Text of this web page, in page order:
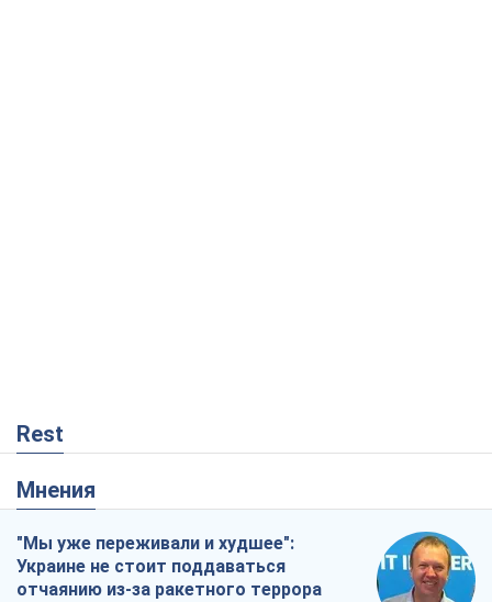
Rest
Мнения
"Мы уже переживали и худшее":
Украине не стоит поддаваться
отчаянию из-за ракетного террора